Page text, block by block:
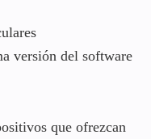
versión del software
que ofrezcan